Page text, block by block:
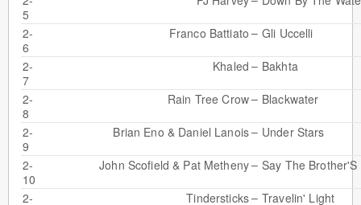
5
2-
6
Franco Battiato – Gli Uccelli
2-
7
Khaled – Bakhta
2-
8
Rain Tree Crow– Blackwater
2-
9
Brian Eno & Daniel Lanois– Under Stars
2-
10
John Scofield & Pat Metheny– Say The Brother'S
2-
Tindersticks– Travelin' Light